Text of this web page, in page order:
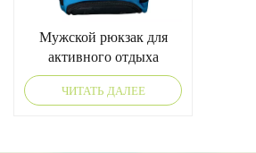
Мужской рюкзак для
активного отдыха
ЧИТАТЬ ДАЛЕЕ